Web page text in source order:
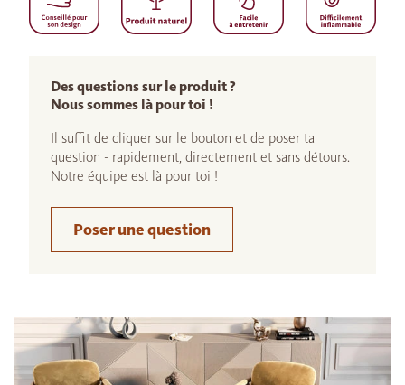
Des questions sur le produit ?
Nous sommes là pour toi !
Il suffit de cliquer sur le bouton et de poser ta
question - rapidement, directement et sans détours.
Notre équipe est là pour toi !
Poser une question